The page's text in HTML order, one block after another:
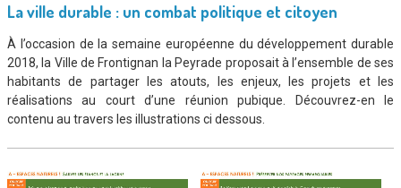
La ville durable : un combat politique et citoyen
À l’occasion de la semaine européenne du développement durable
2018, la Ville de Frontignan la Peyrade proposait à l’ensemble de ses
habitants de partager les atouts, les enjeux, les projets et les
réalisations au court d’une réunion pubique. Découvrez-en le
contenu au travers les illustrations ci dessous.